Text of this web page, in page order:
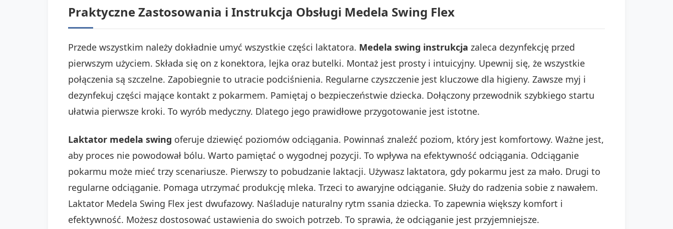
Praktyczne Zastosowania i Instrukcja Obsługi Medela Swing Flex
Przede wszystkim należy dokładnie umyć wszystkie części laktatora. Medela swing instrukcja zaleca dezynfekcję przed
pierwszym użyciem. Składa się on z konektora, lejka oraz butelki. Montaż jest prosty i intuicyjny. Upewnij się, że wszystkie
połączenia są szczelne. Zapobiegnie to utracie podciśnienia. Regularne czyszczenie jest kluczowe dla higieny. Zawsze myj i
dezynfekuj części mające kontakt z pokarmem. Pamiętaj o bezpieczeństwie dziecka. Dołączony przewodnik szybkiego startu
ułatwia pierwsze kroki. To wyrób medyczny. Dlatego jego prawidłowe przygotowanie jest istotne.
Laktator medela swing oferuje dziewięć poziomów odciągania. Powinnaś znaleźć poziom, który jest komfortowy. Ważne jest,
aby proces nie powodował bólu. Warto pamiętać o wygodnej pozycji. To wpływa na efektywność odciągania. Odciąganie
pokarmu może mieć trzy scenariusze. Pierwszy to pobudzanie laktacji. Używasz laktatora, gdy pokarmu jest za mało. Drugi to
regularne odciąganie. Pomaga utrzymać produkcję mleka. Trzeci to awaryjne odciąganie. Służy do radzenia sobie z nawałem.
Laktator Medela Swing Flex jest dwufazowy. Naśladuje naturalny rytm ssania dziecka. To zapewnia większy komfort i
efektywność. Możesz dostosować ustawienia do swoich potrzeb. To sprawia, że odciąganie jest przyjemniejsze.